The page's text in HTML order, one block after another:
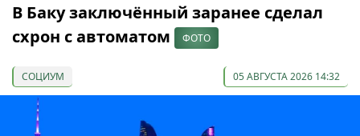
В Баку заключённый заранее сделал
схрон с автоматом
ФОТО
СОЦИУМ 05 АВГУСТА 2026 14:32